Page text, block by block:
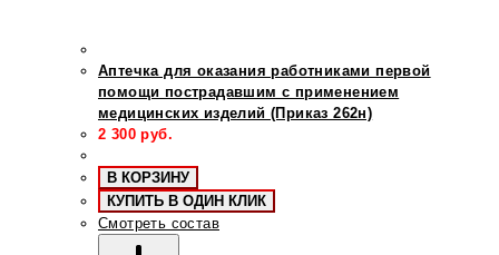
Аптечка для оказания работниками первой
помощи пострадавшим с применением
медицинских изделий (Приказ 262н)
2 300 руб.
В КОРЗИНУ
КУПИТЬ В ОДИН КЛИК
Смотреть состав